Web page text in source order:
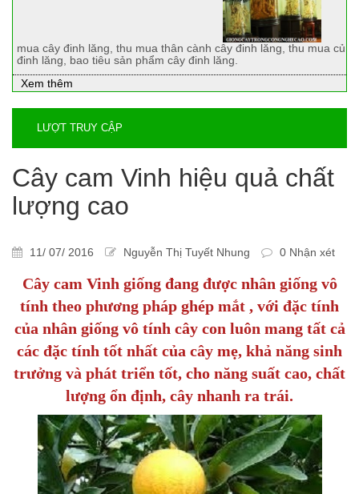
mua cây đinh lăng, thu mua thân cành cây đinh lăng, thu mua củ
đinh lăng, bao tiêu sản phẩm cây đinh lăng.
Xem thêm
LƯỢT TRUY CẬP
Cây cam Vinh hiệu quả chất
lượng cao
11/ 07/ 2016 Nguyễn Thị Tuyết Nhung 0 Nhận xét
Cây cam Vinh giống đang được nhân giống vô
tính theo phương pháp ghép mắt , với đặc tính
của nhân giống vô tính cây con luôn mang tất cả
các đặc tính tốt nhất của cây mẹ, khả năng sinh
trưởng và phát triển tốt, cho năng suất cao, chất
lượng ổn định, cây nhanh ra trái.